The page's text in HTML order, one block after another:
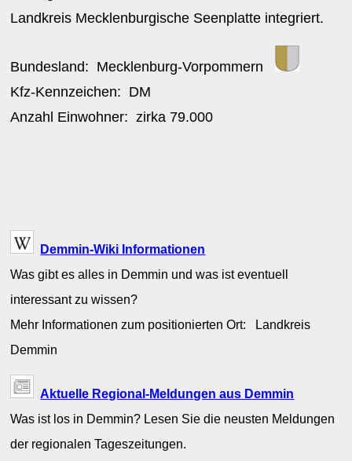
Landkreis Mecklenburgische Seenplatte integriert.
Bundesland: Mecklenburg-Vorpommern
Kfz-Kennzeichen: DM
Anzahl Einwohner: zirka 79.000
Demmin-Wiki Informationen
Was gibt es alles in Demmin und was ist eventuell
interessant zu wissen?
Mehr Informationen zum positionierten Ort: Landkreis
Demmin
Aktuelle Regional-Meldungen aus Demmin
Was ist los in Demmin? Lesen Sie die neusten Meldungen
der regionalen Tageszeitungen.